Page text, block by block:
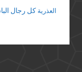
العذرية كل رجال